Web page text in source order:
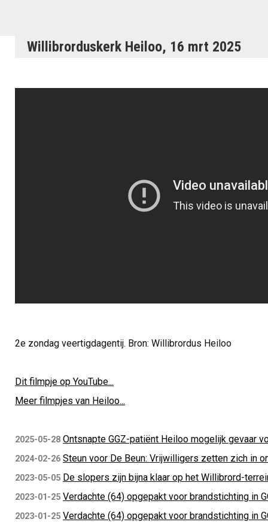
Willibrorduskerk Heiloo, 16 mrt 2025
2e zondag veertigdagentij. Bron: Willibrordus Heiloo
Dit filmpje op YouTube...
Meer filmpjes van Heiloo...
2025-05-28 Ontsnapte GGZ-patiënt Heiloo mogelijk gevaar
2024-02-26 Steun voor De Beun: Vrijwilligers zetten zich in
2023-05-05 De slopers zijn bijna klaar op het Willibrord-
2023-01-25 Verdachte (64) opgepakt voor brandstichting in
2023-01-25 Verdachte (64) opgepakt voor brandstichting in